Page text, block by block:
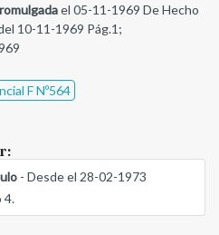
el 05-11-1969 De Hecho
10-11-1969 Pág.1;
F Nº564
- Desde el 28-02-1973
4.